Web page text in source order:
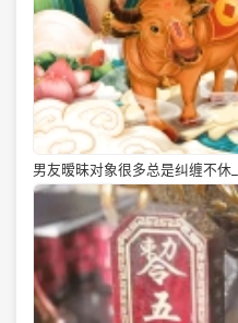
男友暧昧对象很多总是纠缠不休